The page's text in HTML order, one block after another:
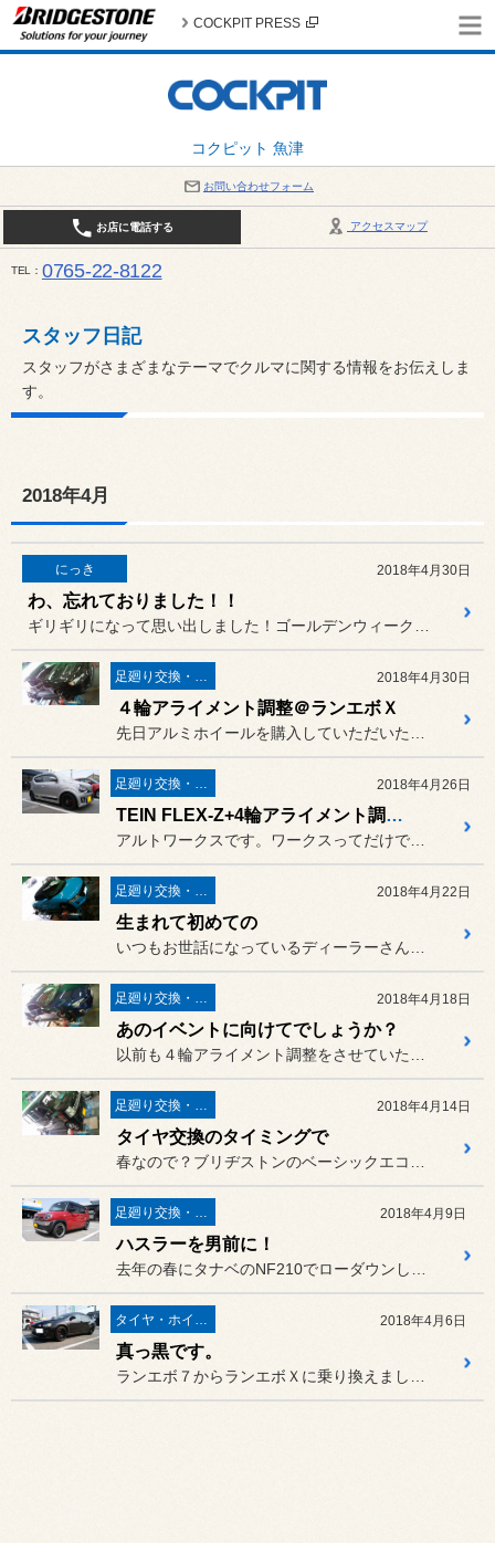
コクピット 魚津
COCKPIT PRESS
お問い合わせフォーム
アクセスマップ
お店に電話する
TEL 0765-22-8122
スタッフ日記
スタッフがさまざまなテーマでクルマに関する情報をお伝えしま
す。
2018年4月
にっき 2018年4月30日
わ、忘れておりました！！
足廻り交換・４輪アライメント調整 2018年4月30日
４輪アライメント調整＠ランエボＸ
足廻り交換・４輪アライメント調整 2018年4月26日
TEIN FLEX-Z+4輪アライメント調整＠アルトワークス（HA36S）
足廻り交換・４輪アライメント調整 2018年4月22日
生まれて初めての
足廻り交換・４輪アライメント調整 2018年4月18日
あのイベントに向けてでしょうか？
足廻り交換・４輪アライメント調整 2018年4月14日
タイヤ交換のタイミングで
足廻り交換・４輪アライメント調整 2018年4月9日
ハスラーを男前に！
タイヤ・ホイール 2018年4月6日
真っ黒です。